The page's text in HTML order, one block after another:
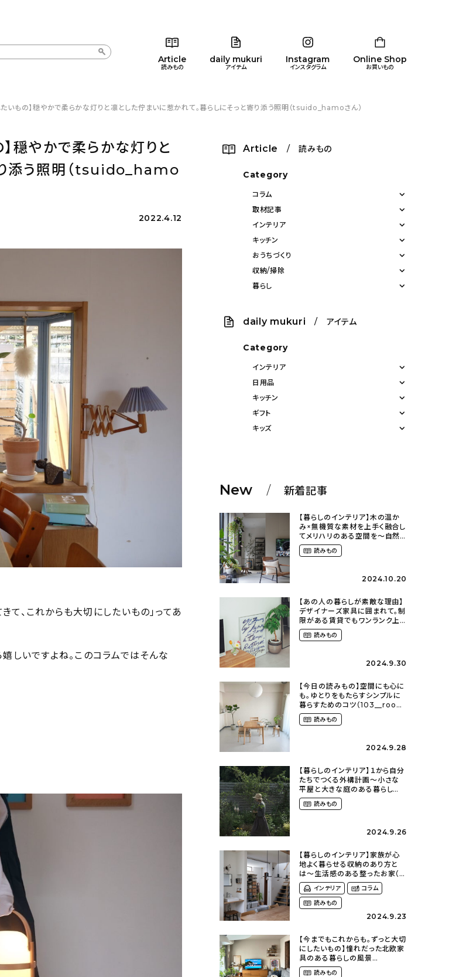
Article
読みもの
daily mukuri
アイテム
Instagram
インスタグラム
Online Shop
お買いもの
ゴリー一覧 コラム 暮らし
カテゴリー一覧 インテリア キッズ
たいもの】穏やかで柔らかな灯りと凛とした佇まいに惹かれて。暮らしにそっと寄り添う照明（tsuido_hamoさん）
】穏やかで柔らかな灯りと
り添う照明（tsuido_hamo
2022.4.12
て、これからも大切にしたいもの」ってあ
しいですよね。このコラムではそんな
Article / 読みもの
Category
コラム
取材記事
インテリア
キッチン
おうちづくり
収納/掃除
暮らし
daily mukuri / アイテム
Category
インテリア
日用品
キッチン
ギフト
キッズ
New 新着記事
【暮らしのインテリア】木の温か
み×無機質な素材を上手く融合し
てメリハリのある空間を〜自然
に囲まれて暮らす（ki_no_ieさ
ん） 読みもの
2024.10.20
【あの人の暮らしが素敵な理由】
デザイナーズ家具に囲まれて。制
限がある賃貸でもワンランク上
のお部屋に〜狭くても好きな暮
らしのこと（_____chika708さ
読みもの
2024.9.30
【今日の読みもの】空間にも心に
も。ゆとりをもたらすシンプルに
暮らすためのコツ（103__room
さん）
読みもの
2024.9.28
【暮らしのインテリア】１から自分
たちでつくる外構計画〜小さな
平屋と大きな庭のある暮らし
（tsumikiniwaさん）
読みもの
2024.9.26
【暮らしのインテリア】家族が心
地よく暮らせる収納のあり方と
は〜生活感のある整ったお家（
kaya___ieさん）
インテリア
コラム
読みもの
2024.9.23
【今までもこれからも。ずっと大切
にしたいもの】憧れだった北欧家
具のある暮らしの風景
（m._.k_homeさん）
読みもの